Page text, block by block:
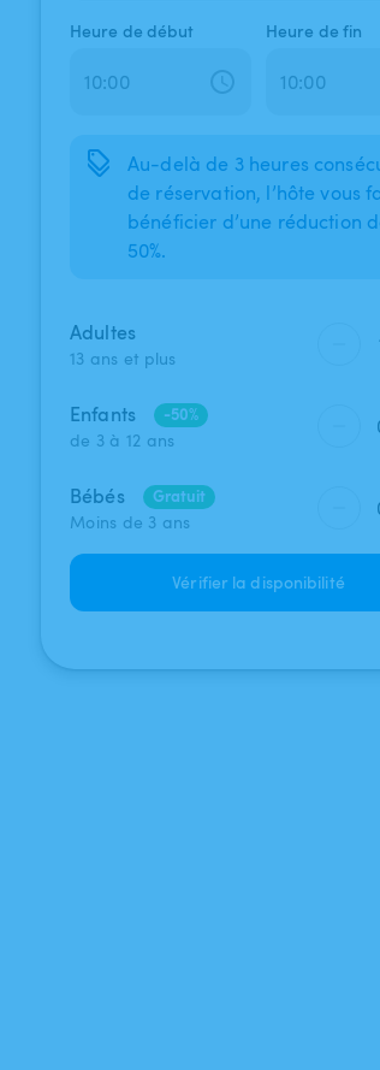
Heure de début Heure de fin
Au-delà de 3 heures
de réservation, l’hôte vous
bénéficier d’une réduction
50%.
Adultes
13 ans et plus
Enfants
-50%
de 3 à 12 ans
Bébés
Gratuit
Moins de 3 ans
Vérifier la disponibilité